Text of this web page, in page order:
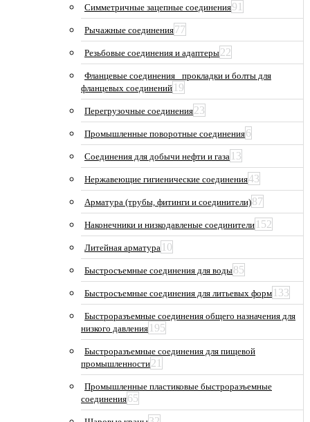
Симметричные зацепные соединения91
Рычажные соединения77
Резьбовые соединения и адаптеры22
Фланцевые соединения_ прокладки и болты для
фланцевых соединений 19
Перегрузочные соединения23
Промышленные поворотные соединения6
Соединения для добычи нефти и газа 13
Нержавеющие гигиенические соединения43
Арматура (трубы, фитинги и соединители)87
Наконечники и низкодавленые соединители 152
Литейная арматура 10
Быстросъемные соединения для воды85
Быстросъемные соединения для литьевых форм 133
Быстроразъемные соединения общего назначения для
низкого давления 195
Быстроразъемные соединения для пищевой
промышленности21
Промышленные пластиковые быстроразъемные
соединения65